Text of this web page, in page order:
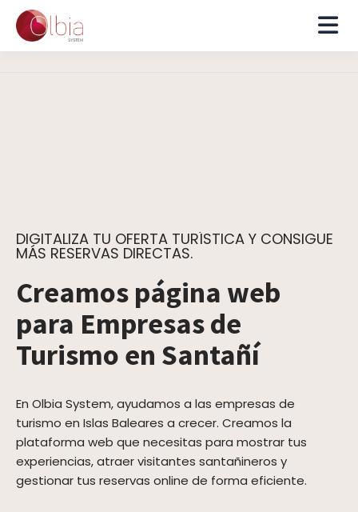
DIGITALIZA TU OFERTA TURÍSTICA Y CONSIGUE
MÁS RESERVAS DIRECTAS.
Creamos página web
para Empresas de
Turismo en Santañí
En Olbia System, ayudamos a las empresas de
turismo en Islas Baleares a crecer. Creamos la
plataforma web que necesitas para mostrar tus
experiencias, atraer visitantes santañineros y
gestionar tus reservas online de forma eficiente.